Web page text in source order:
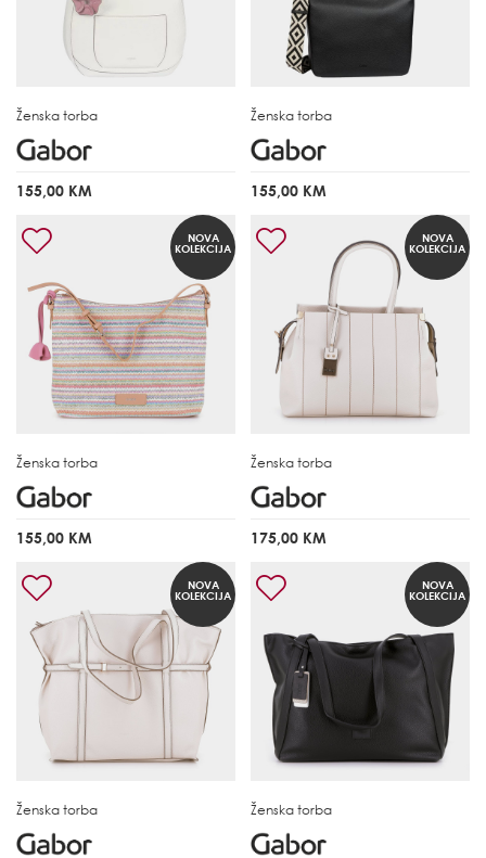
Ženska torba
155,00 KM
Ženska torba
155,00 KM
NOVA
KOLEKCIJA
Ženska torba
155,00 KM
NOVA
KOLEKCIJA
Ženska torba
175,00 KM
NOVA
KOLEKCIJA
Ženska torba
NOVA
KOLEKCIJA
Ženska torba